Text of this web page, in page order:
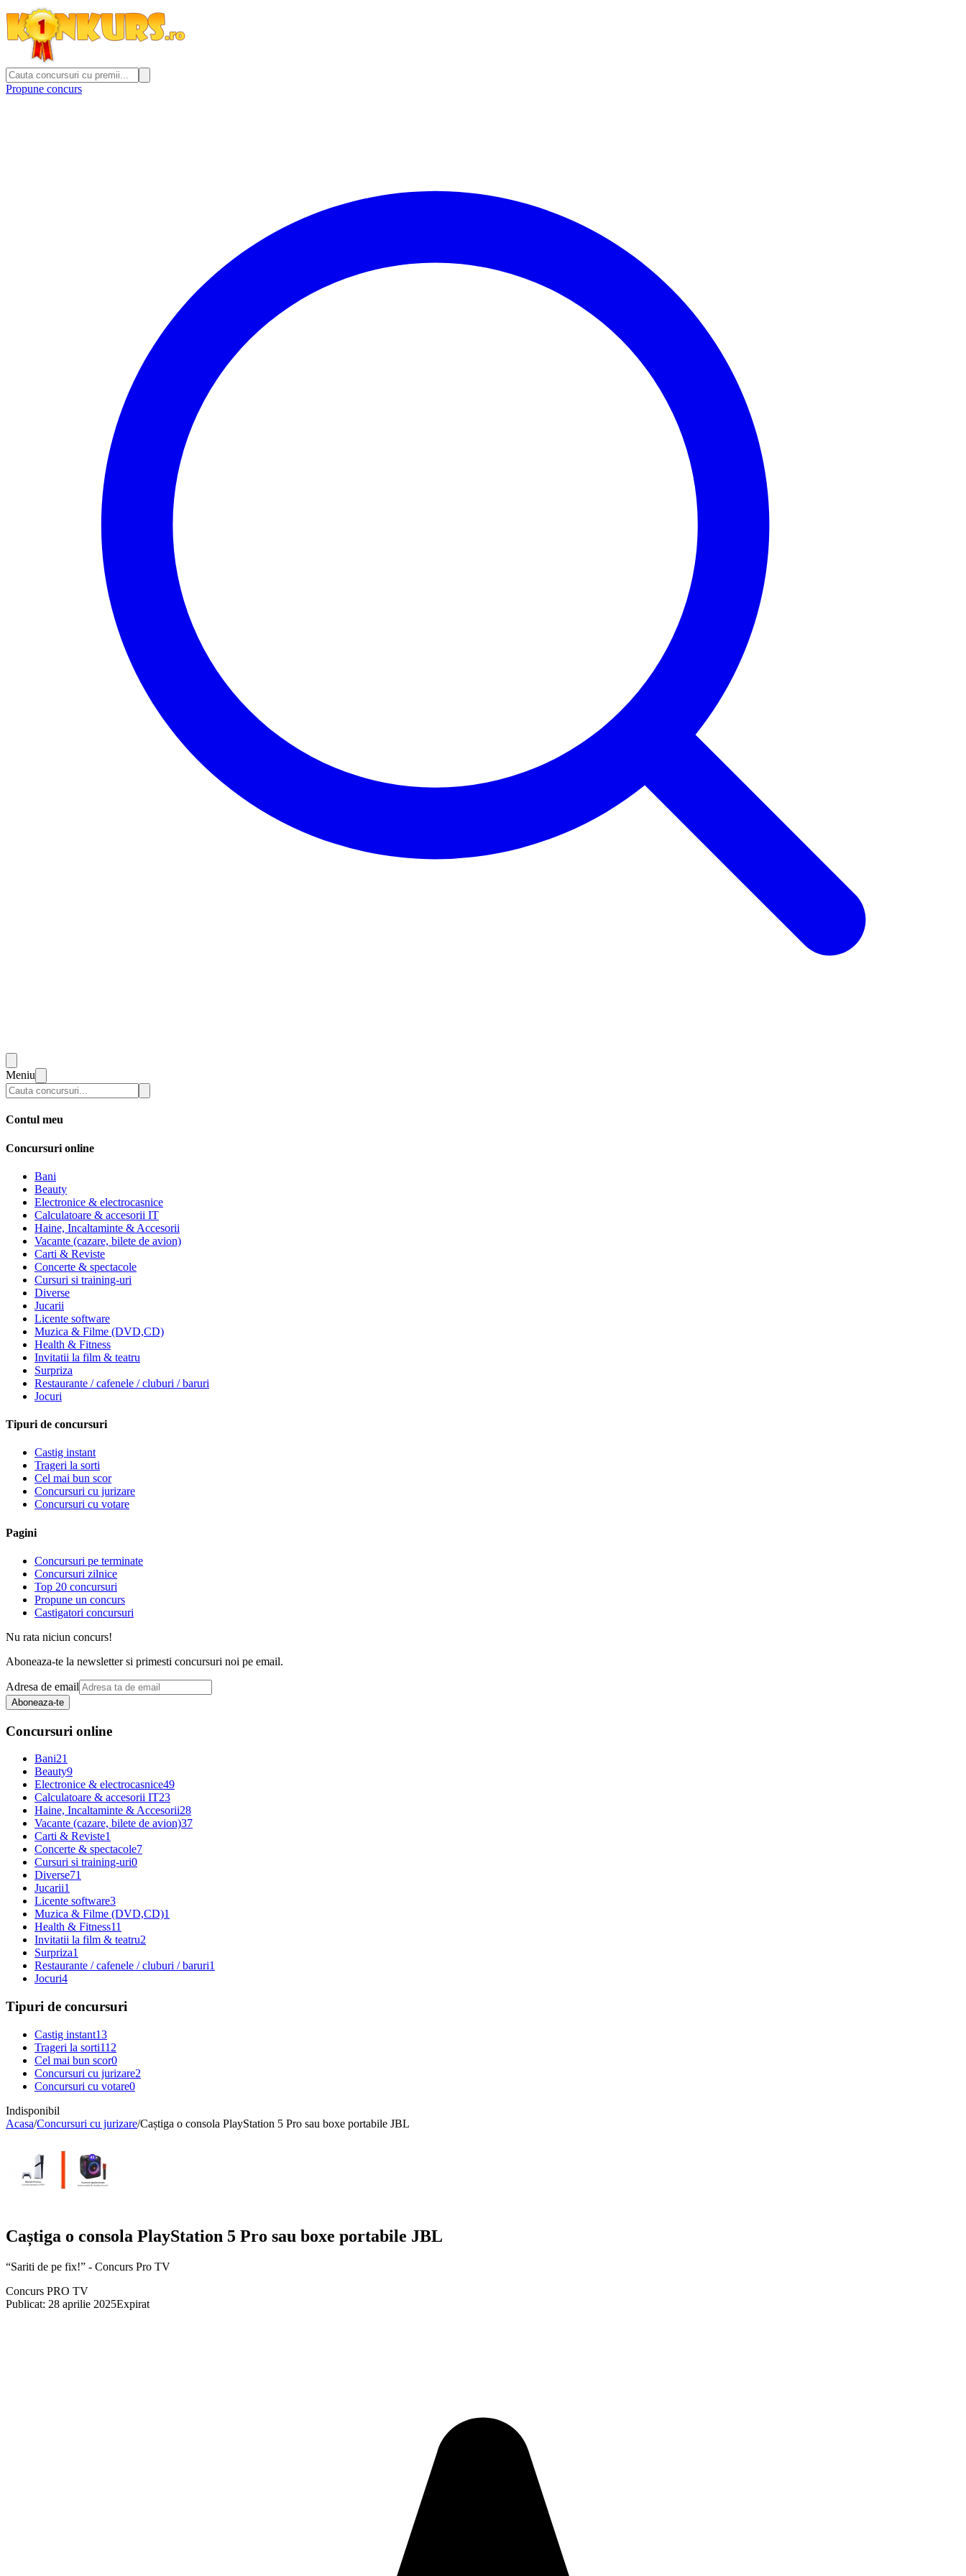
Propune concurs
Meniu
Contul meu
Concursuri online
Bani
Beauty
Electronice & electrocasnice
Calculatoare & accesorii IT
Haine, Incaltaminte & Accesorii
Vacante (cazare, bilete de avion)
Carti & Reviste
Concerte & spectacole
Cursuri si training-uri
Diverse
Jucarii
Licente software
Muzica & Filme (DVD,CD)
Health & Fitness
Invitatii la film & teatru
Surpriza
Restaurante / cafenele / cluburi / baruri
Jocuri
Tipuri de concursuri
Castig instant
Trageri la sorti
Cel mai bun scor
Concursuri cu jurizare
Concursuri cu votare
Pagini
Concursuri pe terminate
Concursuri zilnice
Top 20 concursuri
Propune un concurs
Castigatori concursuri
Nu rata niciun concurs!
Aboneaza-te la newsletter si primesti concursuri noi pe email.
Adresa de email
Aboneaza-te
Concursuri online
Bani21
Beauty9
Electronice & electrocasnice49
Calculatoare & accesorii IT23
Haine, Incaltaminte & Accesorii28
Vacante (cazare, bilete de avion)37
Carti & Reviste1
Concerte & spectacole7
Cursuri si training-uri0
Diverse71
Jucarii1
Licente software3
Muzica & Filme (DVD,CD)1
Health & Fitness11
Invitatii la film & teatru2
Surpriza1
Restaurante / cafenele / cluburi / baruri1
Jocuri4
Tipuri de concursuri
Castig instant13
Trageri la sorti112
Cel mai bun scor0
Concursuri cu jurizare2
Concursuri cu votare0
Indisponibil
Acasa/Concursuri cu jurizare/Caștiga o consola PlayStation 5 Pro sau boxe portabile JBL
Caștiga o consola PlayStation 5 Pro sau boxe portabile JBL
“Sariti de pe fix!” - Concurs Pro TV
Concurs PRO TV
Publicat: 28 aprilie 2025Expirat